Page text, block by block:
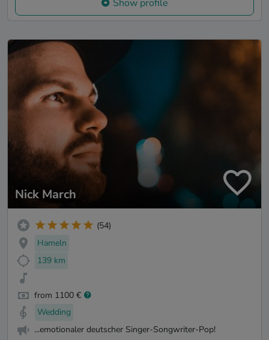
Show profile
Nick March
(54)
Hameln
139 km
from 1100 €
Wedding
...emotionaler deutscher Singer-Songwriter-Pop!